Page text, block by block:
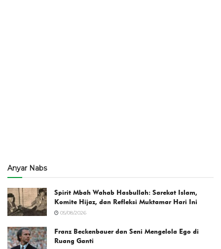
Anyar Nabs
Spirit Mbah Wahab Hasbullah: Sarekat Islam,
Komite Hijaz, dan Refleksi Muktamar Hari Ini
05/08/2026
Franz Beckenbauer dan Seni Mengelola Ego di
Ruang Ganti